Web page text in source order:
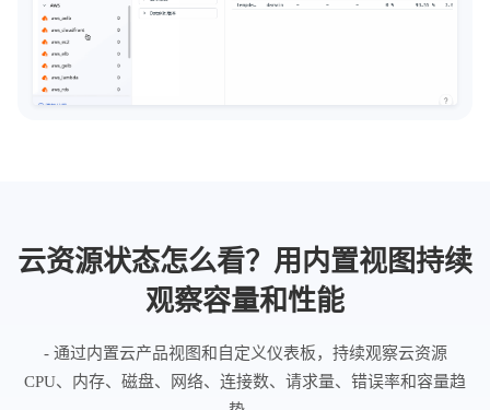
云资源状态怎么看？用内置视图持续
观察容量和性能
- 通过内置云产品视图和自定义仪表板，持续观察云资源
CPU、内存、磁盘、网络、连接数、请求量、错误率和容量趋